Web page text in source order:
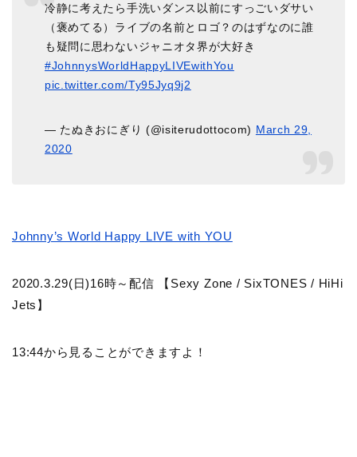
冷静に考えたら手洗いダンス以前にすっごいダサい
（褒めてる）ライブの名前とロゴ？のはずなのに誰
も疑問に思わないジャニオタ界が大好き
#JohnnysWorldHappyLIVEwithYou
pic.twitter.com/Ty95Jyq9j2
— たぬきおにぎり (@isiterudottocom) March 29,
2020
Johnny’s World Happy LIVE with YOU
2020.3.29(日)16時～配信 【Sexy Zone / SixTONES / HiHi
Jets】
13:44から見ることができますよ！